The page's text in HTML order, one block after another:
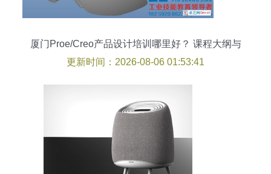
厦门Proe/Creo产品设计培训哪里好？ 课程大纲与
实践路径全解析
更新时间：2026-08-06 01:53:41